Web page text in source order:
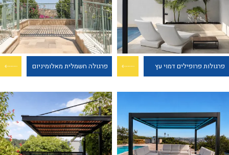
פרגולות פרופילים דמוי עץ פרגולה חשמלית מאלומיניום